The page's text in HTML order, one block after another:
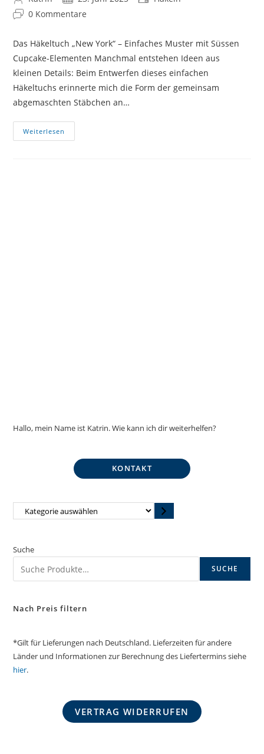
Autor:
veröffentlicht:
Beitrags-
0 Kommentare
Das Häkeltuch „New York“ – Einfaches Muster mit Süssen
Cupcake-Elementen Manchmal entstehen Ideen aus
kleinen Details: Beim Entwerfen dieses einfachen
Häkeltuchs erinnerte mich die Form der gemeinsam
abgemaschten Stäbchen an…
Weiterlesen
Häkeltuch
Hallo, mein Name ist Katrin. Wie kann ich dir weiterhelfen?
KONTAKT
Kategorie
Suche
SUCHE
Nach Preis filtern
*Gilt für Lieferungen nach Deutschland. Lieferzeiten für andere
Länder und Informationen zur Berechnung des Liefertermins siehe
hier.
VERTRAG WIDERRUFEN